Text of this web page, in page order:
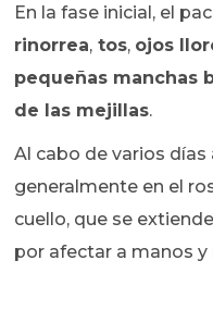
En la fase inicial, el
rinorrea, tos, ojos
pequeñas manchas
de las mejillas.
Al cabo de varios días
generalmente en el
cuello, que se
por afectar a manos y